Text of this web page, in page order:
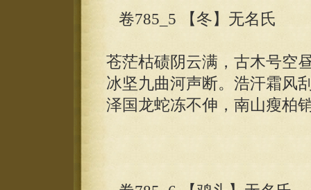
卷785_5 【冬】无名氏
苍茫枯碛阴云满，古木号空
冰坚九曲河声断。浩汗霜风
泽国龙蛇冻不伸，南山瘦柏